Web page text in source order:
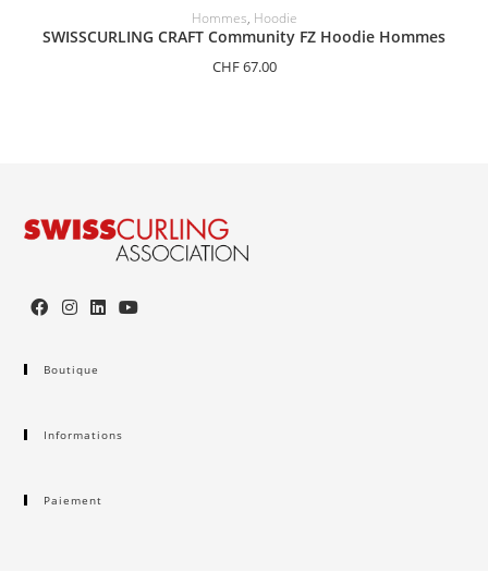
SÉLECTIONNER LES OPTIONS
Hommes, Hoodie
SWISSCURLING CRAFT Community FZ Hoodie Hommes
CHF67.00
Boutique
Informations
Paiement